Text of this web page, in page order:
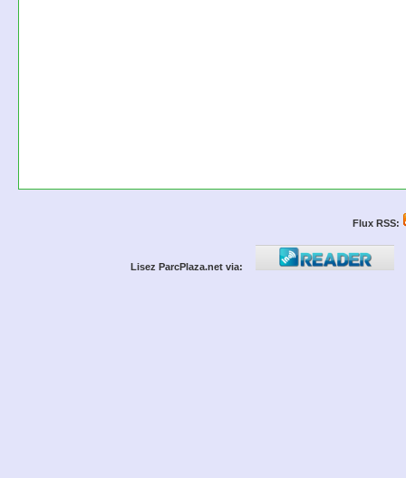
Flux RSS:
Lisez ParcPlaza.net via: